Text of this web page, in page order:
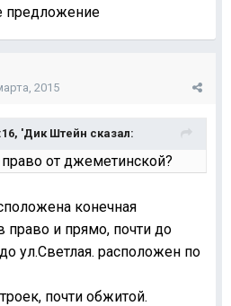
предложение
2015
'Дик Штейн сказал:
от джеметинской?
конечная
право и прямо, почти до
ул.Светлая. расположен по
почти обжитой.